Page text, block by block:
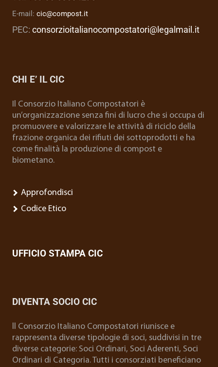
E-mail: cic@compost.it
PEC: consorzioitalianocompostatori@legalmail.it
CHI E’ IL CIC
Il Consorzio Italiano Compostatori è
un’organizzazione senza fini di lucro che si occupa di
promuovere e valorizzare le attività di riciclo della
frazione organica dei rifiuti dei sottoprodotti e ha
come finalità la produzione di compost e
biometano.
Approfondisci
Codice Etico
UFFICIO STAMPA CIC
DIVENTA SOCIO CIC
ll Consorzio Italiano Compostatori riunisce e
rappresenta diverse tipologie di soci, suddivisi in tre
diverse categorie: Soci Ordinari, Soci Aderenti, Soci
Ordinari di Categoria. Tutti i consorziati beneficiano